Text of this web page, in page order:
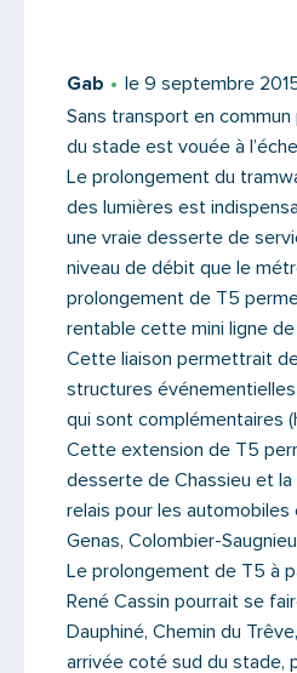
Gab le 9 septembre
Sans transport en commun
du stade est vouée à
Le prolongement du
des lumières est
une vraie desserte de
niveau de débit que le
prolongement de T5
rentable cette mini ligne de
Cette liaison permettrait
structures
qui sont complémentaires
Cette extension de T5
desserte de Chassieu et la
relais pour les automobiles
Genas, Colombier-
Le prolongement de T5 à
René Cassin pourrait se
Dauphiné, Chemin du
arrivée coté sud du stade,